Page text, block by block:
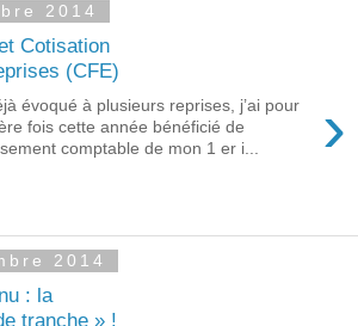
2014
Cotisation
(CFE)
›
évoqué à plusieurs reprises, j’ai pour
fois cette année bénéficié de
comptable de mon 1 er i...
2014
: la
tranche » !